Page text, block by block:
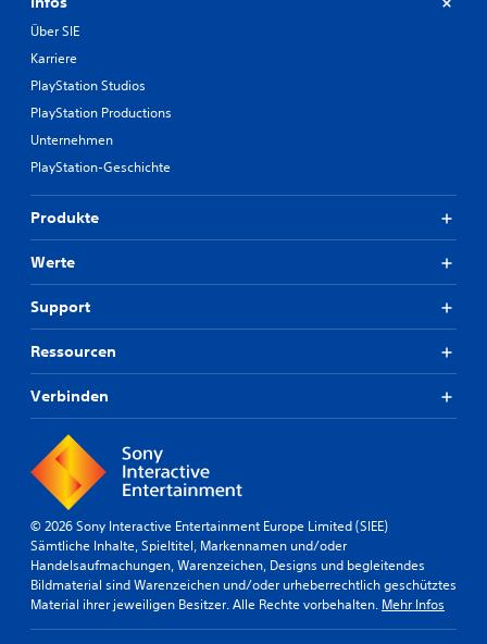
Über SIE
Karriere
PlayStation Studios
PlayStation Productions
Unternehmen
PlayStation-Geschichte
Produkte
Werte
Support
Ressourcen
Verbinden
© 2026 Sony Interactive Entertainment Europe Limited (SIEE)
Sämtliche Inhalte, Spieltitel, Markennamen und/oder
Handelsaufmachungen, Warenzeichen, Designs und begleitendes
Bildmaterial sind Warenzeichen und/oder urheberrechtlich geschütztes
Material ihrer jeweiligen Besitzer. Alle Rechte vorbehalten. Mehr Infos